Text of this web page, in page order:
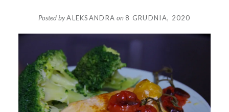
Posted byALEKSANDRA on 8 GRUDNIA, 2020